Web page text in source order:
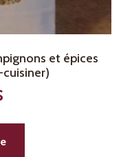
et épices